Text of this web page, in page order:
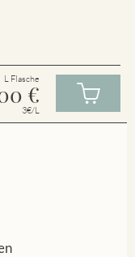
L Flasche
€
3€/L